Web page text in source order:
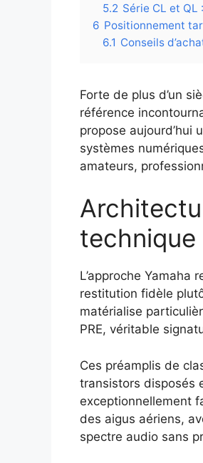
5.2 Série CL et
6 Positionnement
6.1 Conseils
Forte de plus d’un
référence
propose aujourd’hui
systèmes
amateurs,
technique
L’approche Yamaha
restitution fidèle
matérialise
PRE, véritable
Ces préamplis de
transistors disposés
exceptionnellement
des aigus aériens,
spectre audio sans